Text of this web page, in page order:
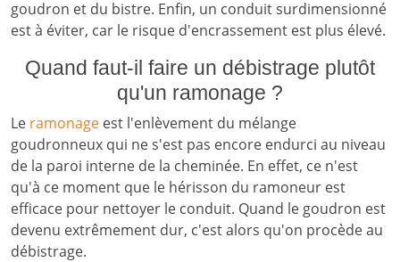
goudron et du bistre. Enfin, un conduit surdimensionné
est à éviter, car le risque d'encrassement est plus élevé.
Quand faut-il faire un débistrage plutôt
qu'un ramonage ?
Le ramonage est l'enlèvement du mélange
goudronneux qui ne s'est pas encore endurci au niveau
de la paroi interne de la cheminée. En effet, ce n'est
qu'à ce moment que le hérisson du ramoneur est
efficace pour nettoyer le conduit. Quand le goudron est
devenu extrêmement dur, c'est alors qu'on procède au
débistrage.